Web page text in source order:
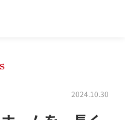
2024.10.30